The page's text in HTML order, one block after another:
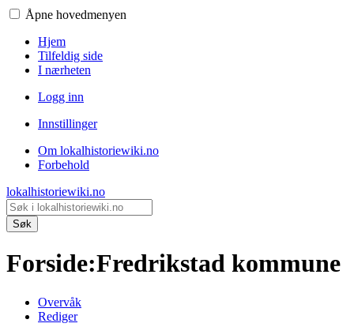
Åpne hovedmenyen
Hjem
Tilfeldig side
I nærheten
Logg inn
Innstillinger
Om lokalhistoriewiki.no
Forbehold
lokalhistoriewiki.no
Søk
Forside:Fredrikstad kommune
Overvåk
Rediger